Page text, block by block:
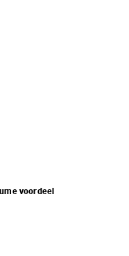
voordeel